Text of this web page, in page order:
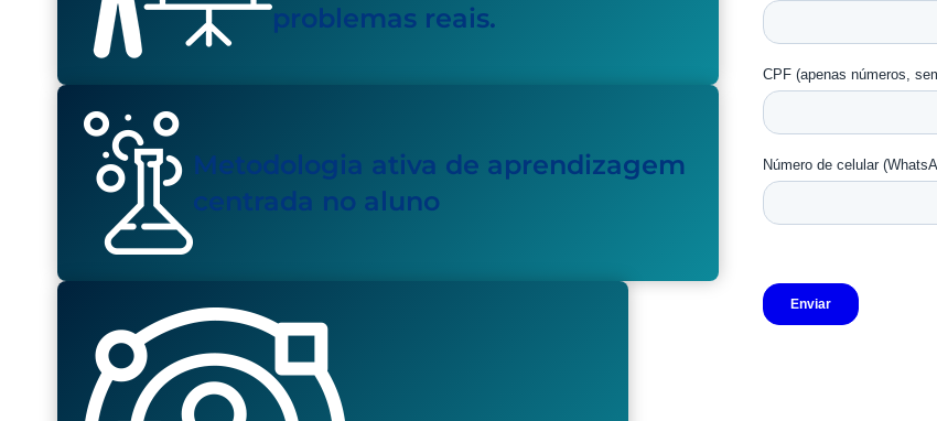
problemas reais.
Metodologia ativa de aprendizagem
centrada no aluno